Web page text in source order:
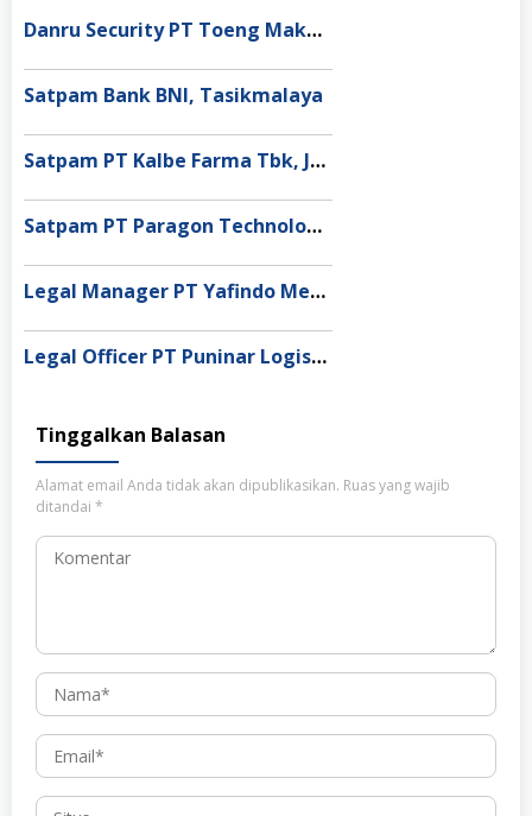
Danru Security PT Toeng Makmur Surabaya
Satpam Bank BNI, Tasikmalaya
Satpam PT Kalbe Farma Tbk, Jakarta Pusat
Satpam PT Paragon Technology and Innovation Jakarta
Legal Manager PT Yafindo Mega Permata, Jakarta Barat
Legal Officer PT Puninar Logistics, Jakarta Timur
Tinggalkan Balasan
Alamat email Anda tidak akan dipublikasikan. Ruas yang wajib
ditandai *